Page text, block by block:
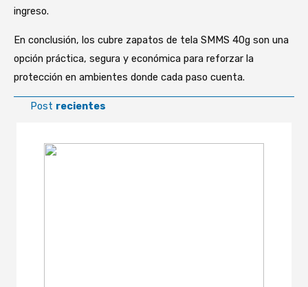
ingreso.
En conclusión, los cubre zapatos de tela SMMS 40g son una
opción práctica, segura y económica para reforzar la
protección en ambientes donde cada paso cuenta.
Post recientes